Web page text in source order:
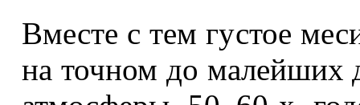
Вместе с тем густое
на точном до малейших